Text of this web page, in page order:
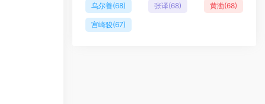
乌尔善(68) 张译(68) 黄渤(68)
宫崎骏(67)